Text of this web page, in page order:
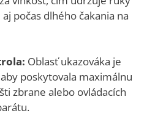
počas dlhého čakania na
Oblasť ukazováka je
poskytovala maximálnu
zbrane alebo ovládacích